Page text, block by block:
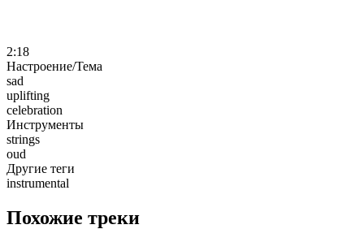
2:18
Настроение/Тема
sad
uplifting
celebration
Инструменты
strings
oud
Другие теги
instrumental
Похожие треки